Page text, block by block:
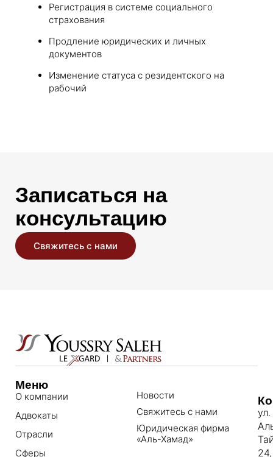
Регистрация в системе социального
страхования
Продление юридических и личных
документов
Изменение статуса с резидентского на
рабочий
Записаться на
консультацию
Свяжитесь с нами
Меню
О компании
Адвокаты
Отрасли
Сферы
Новости
Свяжитесь с нами
Юридическая фирма
«Аль-Хамад»
ул.
24,